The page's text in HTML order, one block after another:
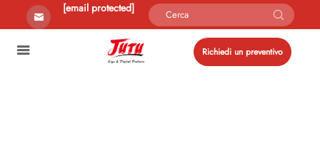
[email protected]
Richiedi un preventivo